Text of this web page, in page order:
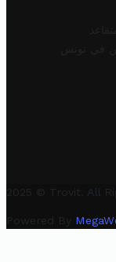
في تونس
2025 © Trovit. All
Powered By